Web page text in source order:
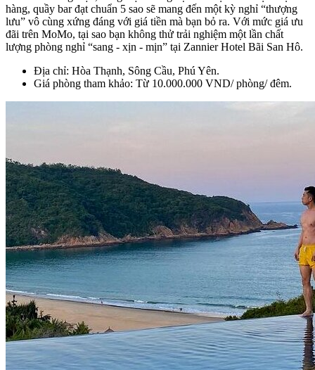
hàng, quầy bar đạt chuẩn 5 sao sẽ mang đến một kỳ nghỉ “thượng
lưu” vô cùng xứng đáng với giá tiền mà bạn bỏ ra. Với mức giá ưu
đãi trên MoMo, tại sao bạn không thử trải nghiệm một lần chất
lượng phòng nghỉ “sang - xịn - mịn” tại Zannier Hotel Bãi San Hô.
Địa chỉ: Hòa Thạnh, Sông Cầu, Phú Yên.
Giá phòng tham khảo: Từ 10.000.000 VND/ phòng/ đêm.